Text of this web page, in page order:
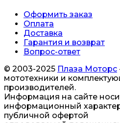
Оформить заказ
Оплата
Доставка
Гарантия и возврат
Вопрос-ответ
© 2003-2025 Плаза Моторс
мототехники и
производителей.
Информация на сайте
информационный
публичной офертой